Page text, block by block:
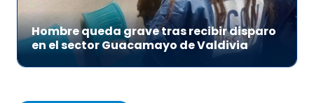
Hombre queda grave tras recibir disparo
en el sector Guacamayo de Valdivia